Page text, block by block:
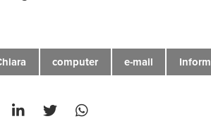
computer e-mail